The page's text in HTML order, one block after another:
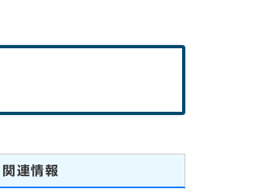
関連情報